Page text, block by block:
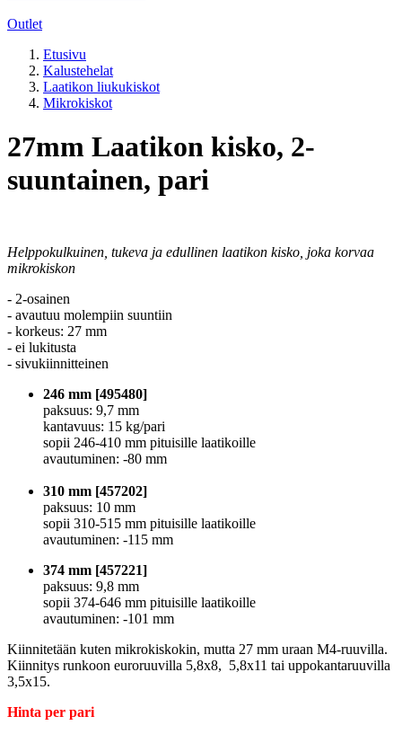
Outlet
Etusivu
Kalustehelat
Laatikon liukukiskot
Mikrokiskot
27mm Laatikon kisko, 2-
suuntainen, pari
Helppokulkuinen, tukeva ja edullinen laatikon kisko, joka korvaa
mikrokiskon
- 2-osainen
- avautuu molempiin suuntiin
- korkeus: 27 mm
- ei lukitusta
- sivukiinnitteinen
246 mm [495480]
paksuus: 9,7 mm
kantavuus: 15 kg/pari
sopii 246-410 mm pituisille laatikoille
avautuminen: -80 mm
310 mm [457202]
paksuus: 10 mm
sopii 310-515 mm pituisille laatikoille
avautuminen: -115 mm
374 mm [457221]
paksuus: 9,8 mm
sopii 374-646 mm pituisille laatikoille
avautuminen: -101 mm
Kiinnitetään kuten mikrokiskokin, mutta 27 mm uraan M4-ruuvilla.
Kiinnitys runkoon euroruuvilla 5,8x8, 5,8x11 tai uppokantaruuvilla
3,5x15.
Hinta per pari